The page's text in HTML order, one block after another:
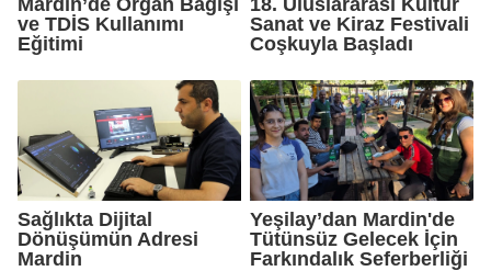
ve TDİS Kullanımı
Eğitimi
Sanat ve Kiraz Festivali
Coşkuyla Başladı
Sağlıkta Dijital
Dönüşümün Adresi
Mardin
Yeşilay’dan Mardin'de
Tütünsüz Gelecek İçin
Farkındalık Seferberliği